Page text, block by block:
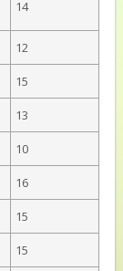
14
12
15
13
10
16
15
15